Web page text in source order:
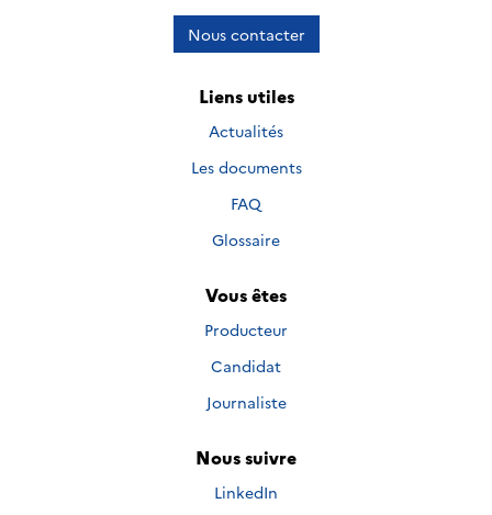
Nous contacter
Liens utiles
Actualités
Les documents
FAQ
Glossaire
Vous êtes
Producteur
Candidat
Journaliste
Nous suivre
Nous suivre sur
LinkedIn